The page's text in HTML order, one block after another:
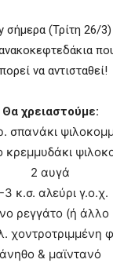
σήμερα (Τρίτη 26/
να αντισταθεί!
Θα χρειαστούμε:
σπανάκι
κρεμμυδάκι
2 αυγά
3 κ.σ. αλεύρι γ.ο.χ.
ρεγγάτο (ή άλλο
χοντροτριμμένη
άνηθο & μαϊντανό